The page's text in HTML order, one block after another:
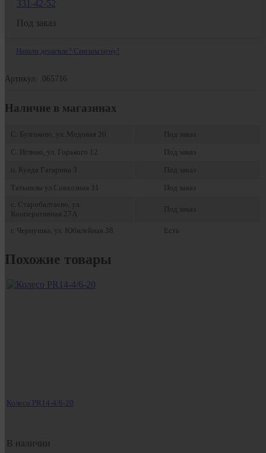
331-42-52
Под заказ
Нашли дешевле? Снизим цену!
Артикул: .065716
Наличие в магазинах
С. Булгаково, ул. Медовая 20
Под заказ
С. Иглино, ул. Горького 12
Под заказ
п. Куеда Гагарина 3
Под заказ
Татышлы ул.Совхозная 31
Под заказ
с. Старобалтаево, ул.
Кооперативная 27А
Под заказ
г. Чернушка, ул. Юбилейная 38 Есть
Похожие товары
Колесо PR14-4/6-20
В наличии